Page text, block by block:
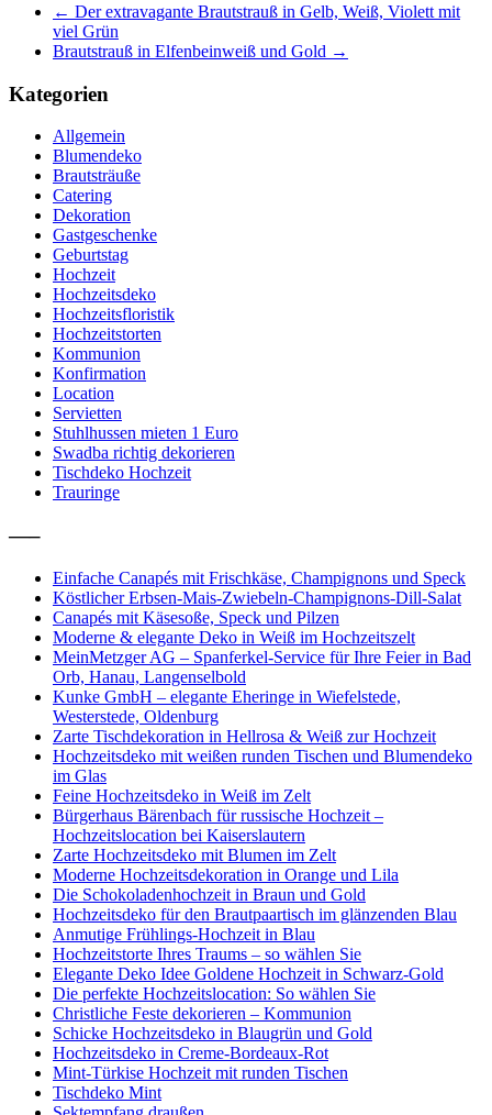
← Der extravagante Brautstrauß in Gelb, Weiß, Violett mit
viel Grün
Brautstrauß in Elfenbeinweiß und Gold →
Kategorien
Allgemein
Blumendeko
Brautsträuße
Catering
Dekoration
Gastgeschenke
Geburtstag
Hochzeit
Hochzeitsdeko
Hochzeitsfloristik
Hochzeitstorten
Kommunion
Konfirmation
Location
Servietten
Stuhlhussen mieten 1 Euro
Swadba richtig dekorieren
Tischdeko Hochzeit
Trauringe
—–
Einfache Canapés mit Frischkäse, Champignons und Speck
Köstlicher Erbsen-Mais-Zwiebeln-Champignons-Dill-Salat
Canapés mit Käsesoße, Speck und Pilzen
Moderne & elegante Deko in Weiß im Hochzeitszelt
MeinMetzger AG – Spanferkel-Service für Ihre Feier in Bad
Orb, Hanau, Langenselbold
Kunke GmbH – elegante Eheringe in Wiefelstede,
Westerstede, Oldenburg
Zarte Tischdekoration in Hellrosa & Weiß zur Hochzeit
Hochzeitsdeko mit weißen runden Tischen und Blumendeko
im Glas
Feine Hochzeitsdeko in Weiß im Zelt
Bürgerhaus Bärenbach für russische Hochzeit –
Hochzeitslocation bei Kaiserslautern
Zarte Hochzeitsdeko mit Blumen im Zelt
Moderne Hochzeitsdekoration in Orange und Lila
Die Schokoladenhochzeit in Braun und Gold
Hochzeitsdeko für den Brautpaartisch im glänzenden Blau
Anmutige Frühlings-Hochzeit in Blau
Hochzeitstorte Ihres Traums – so wählen Sie
Elegante Deko Idee Goldene Hochzeit in Schwarz-Gold
Die perfekte Hochzeitslocation: So wählen Sie
Christliche Feste dekorieren – Kommunion
Schicke Hochzeitsdeko in Blaugrün und Gold
Hochzeitsdeko in Creme-Bordeaux-Rot
Mint-Türkise Hochzeit mit runden Tischen
Tischdeko Mint